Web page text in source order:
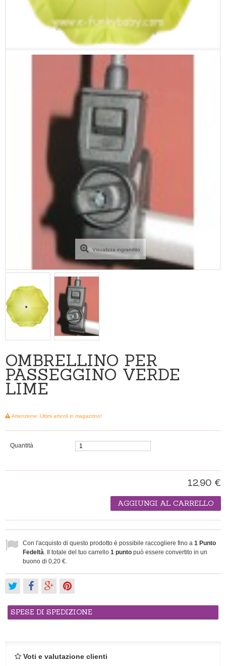
Visualizza ingrandito
OMBRELLINO PER
PASSEGGINO VERDE
LIME
Attenzione: Ultimi articoli in magazzino!
Quantità
12,90 €
AGGIUNGI AL CARRELLO
Con l'acquisto di questo prodotto è possibile raccogliere fino a 1 Punto
Fedeltà . Il totale del tuo carrello 1 punto può essere convertito in un
buono di 0,20 €
SPESE DI SPEDIZIONE
Voti e valutazione clienti